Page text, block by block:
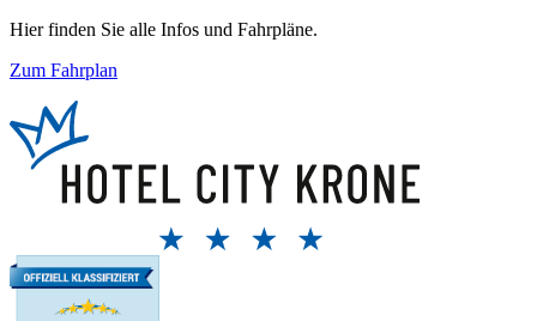
Hier finden Sie alle Infos und Fahrpläne.
Zum Fahrplan